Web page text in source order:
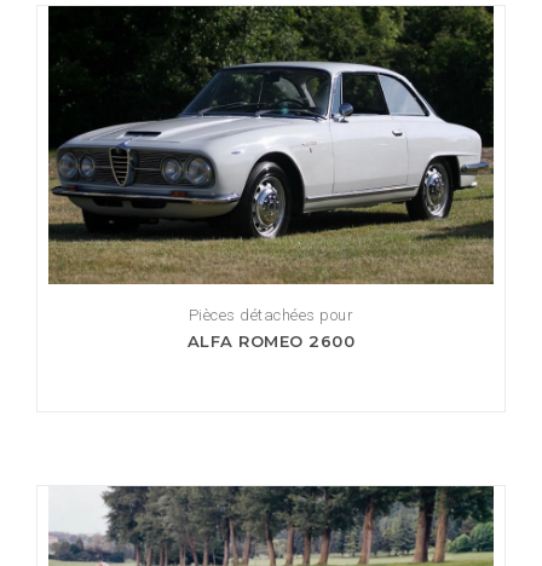
Pièces détachées pour
ALFA ROMEO 2600